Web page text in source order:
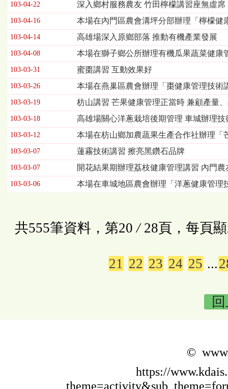
位
依
序
為：
發
布
日
期、
標
題
103-04-22 深入鄉村服務農友 竹田檸檬講習座無虛席
103-04-16 本場在內門區農會溝坪分部辦理「檸檬健
103-04-14 高雄場深入原鄉部落 推動有機產業發展
103-04-08 本場在獅子鄉公所辦理有機瓜果蔬菜健康
103-03-31 蜜棗講習 互動效果好
103-03-26 本場在燕巢區農會辦理「棗健康管理技術
103-03-19 枋山講習 芒果健康管理正當時 兼顧產量
103-03-18 高雄場關心洋蔥栽培後期管理 車城辦理技
103-03-12 本場在枋山鄉加農蔬果生產合作社辦理「
103-03-07 蓮霧技術講習 擦亮黑鑽石品牌
103-03-07 開花結果期辦理荔枝健康管理講習 內門農
103-03-06 本場在車城地區農會辦理「洋蔥健康管理
共555筆資料，第20 / 28頁，每頁
21 22 23 24 25 ...
©
https://